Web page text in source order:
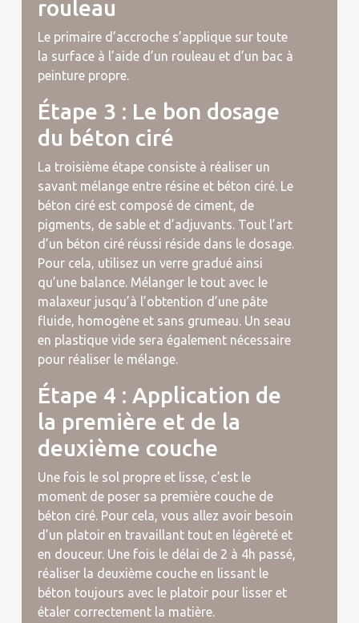
rouleau
Le primaire d’accroche s’applique sur toute
la surface à l’aide d’un rouleau et d’un bac à
peinture propre.
Étape 3 : Le bon dosage
du béton ciré
La troisième étape consiste à réaliser un
savant mélange entre résine et béton ciré. Le
béton ciré est composé de ciment, de
pigments, de sable et d’adjuvants. Tout l’art
d’un béton ciré réussi réside dans le dosage.
Pour cela, utilisez un verre gradué ainsi
qu’une balance. Mélanger le tout avec le
malaxeur jusqu’à l’obtention d’une pâte
fluide, homogène et sans grumeau. Un seau
en plastique vide sera également nécessaire
pour réaliser le mélange.
Étape 4 : Application de
la première et de la
deuxième couche
Une fois le sol propre et lisse, c’est le
moment de poser sa première couche de
béton ciré. Pour cela, vous allez avoir besoin
d’un platoir en travaillant tout en légèreté et
en douceur. Une fois le délai de 2 à 4h passé,
réaliser la deuxième couche en lissant le
béton toujours avec le platoir pour lisser et
étaler correctement la matière.